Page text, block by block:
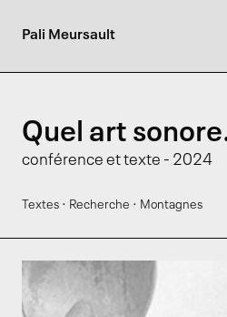
Pali Meursault
Quel art
conférence et texte - 2024
Textes · Recherche · Montagnes